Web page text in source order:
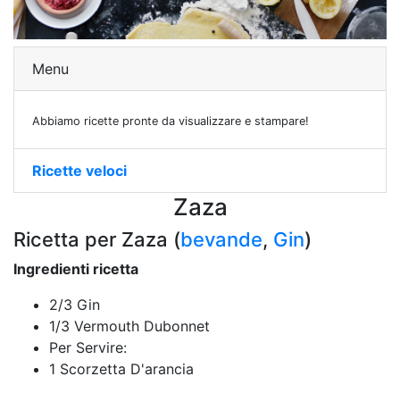
Menu
Abbiamo ricette pronte da visualizzare e stampare!
Ricette veloci
Zaza
Ricetta per Zaza (bevande, Gin)
Ingredienti ricetta
2/3 Gin
1/3 Vermouth Dubonnet
Per Servire:
1 Scorzetta D'arancia